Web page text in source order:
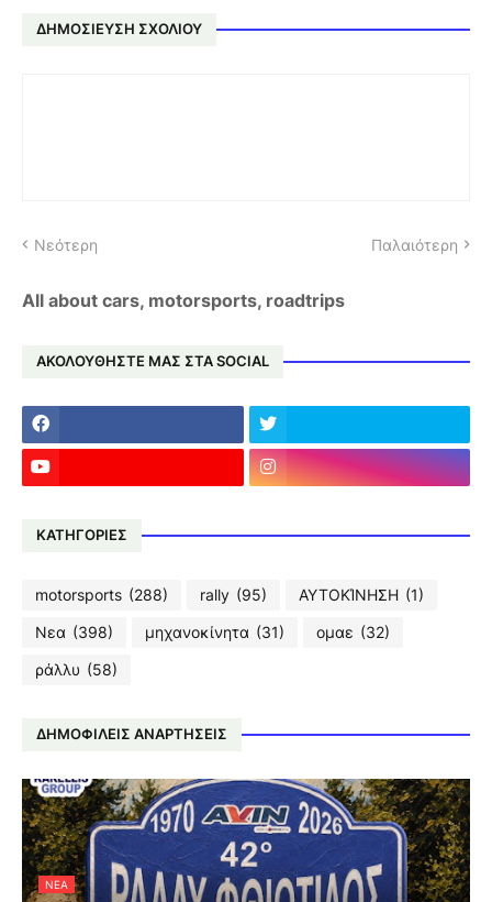
ΔΗΜΟΣΊΕΥΣΗ ΣΧΟΛΊΟΥ
Νεότερη Παλαιότερη
All about cars, motorsports, roadtrips
ΑΚΟΛΟΥΘΗΣΤΕ ΜΑΣ ΣΤΑ SOCIAL
ΚΑΤΗΓΟΡΙΕΣ
motorsports (288) rally (95) ΑΥΤΟΚΊΝΗΣΗ (1)
Νεα (398) μηχανοκίνητα (31) ομαε (32)
ράλλυ (58)
ΔΗΜΟΦΙΛΕΙΣ ΑΝΑΡΤΗΣΕΙΣ
ΝΕΑ